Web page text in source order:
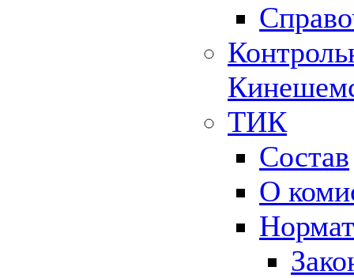
ТИК
Состав
О